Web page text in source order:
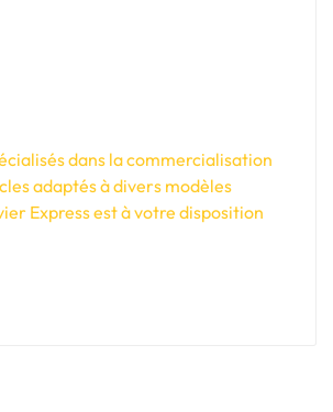
dans la commercialisation
adaptés à divers modèles
Express est à votre disposition